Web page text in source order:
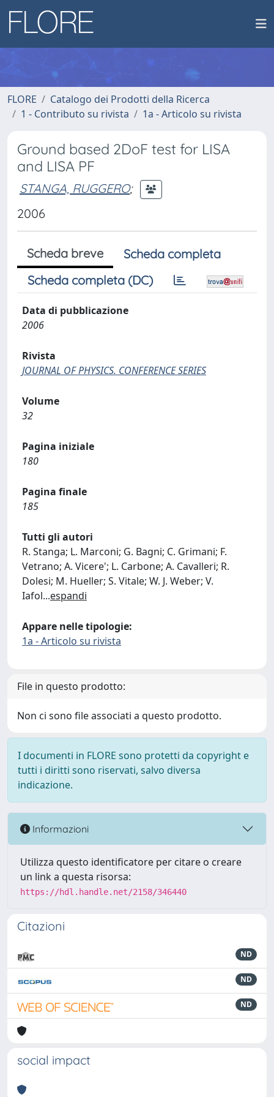
FLORE
Catalogo dei Prodotti della Ricerca
1 - Contributo su rivista
1a - Articolo su rivista
Ground based 2DoF test for LISA
and LISA PF
STANGA, RUGGERO;
2006
Scheda breve
Scheda completa
Scheda completa (DC)
Data di pubblicazione
2006
Rivista
JOURNAL OF PHYSICS. CONFERENCE SERIES
Volume
32
Pagina iniziale
180
Pagina finale
185
Tutti gli autori
R. Stanga; L. Marconi; G. Bagni; C. Grimani; F.
Vetrano; A. Vicere'; L. Carbone; A. Cavalleri; R.
Dolesi; M. Hueller; S. Vitale; W. J. Weber; V.
Iafol...espandi
Appare nelle tipologie:
1a - Articolo su rivista
File in questo prodotto:
Non ci sono file associati a questo prodotto.
I documenti in FLORE sono protetti da copyright e
tutti i diritti sono riservati, salvo diversa
indicazione.
Informazioni
Utilizza questo identificatore per citare o creare
un link a questa risorsa:
https://hdl.handle.net/2158/346440
Citazioni
ND
ND
ND
social impact